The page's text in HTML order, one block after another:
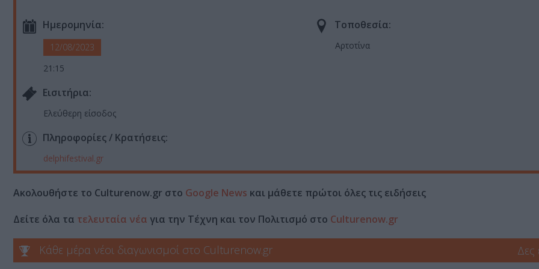
Ημερομηνία:
12/08/2023
21:15
Τοποθεσία:
Αρτοτίνα
Eισιτήρια:
Ελεύθερη είσοδος
Πληροφορίες / Κρατήσεις:
delphifestival.gr
Ακολουθήστε το Culturenow.gr στο Google News και μάθετε πρώτοι όλες τις ειδήσεις
Δείτε όλα τα τελευταία νέα για την Τέχνη και τον Πολιτισμό στο Culturenow.gr
Κάθε μέρα νέοι διαγωνισμοί στο Culturenow.gr Δες